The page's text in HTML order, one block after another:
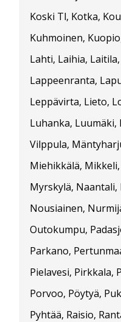
Koski Tl, Kotka,
Kuhmoinen,
Lahti, Laihia,
Lappeenranta,
Leppävirta, Lieto,
Luhanka,
Vilppula,
Miehikkälä,
Myrskylä,
Nousiainen,
Outokumpu,
Parkano,
Pielavesi, Pirkkala,
Porvoo, Pöytyä,
Pyhtää, Raisio,